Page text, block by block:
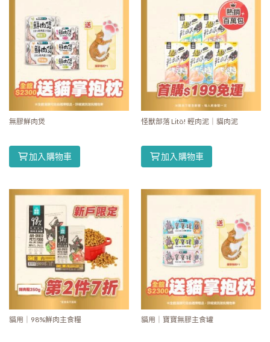
無膠鮮肉煲
加入購物車
怪獸部落 Litö! 輕肉泥｜貓肉泥
加入購物車
貓用｜98%鮮肉主食糧 貓用｜寶寶無膠主食罐